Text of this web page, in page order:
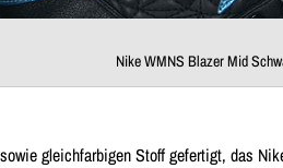
Nike WMNS Blazer Mid
gleichfarbigen Stoff gefertigt, das